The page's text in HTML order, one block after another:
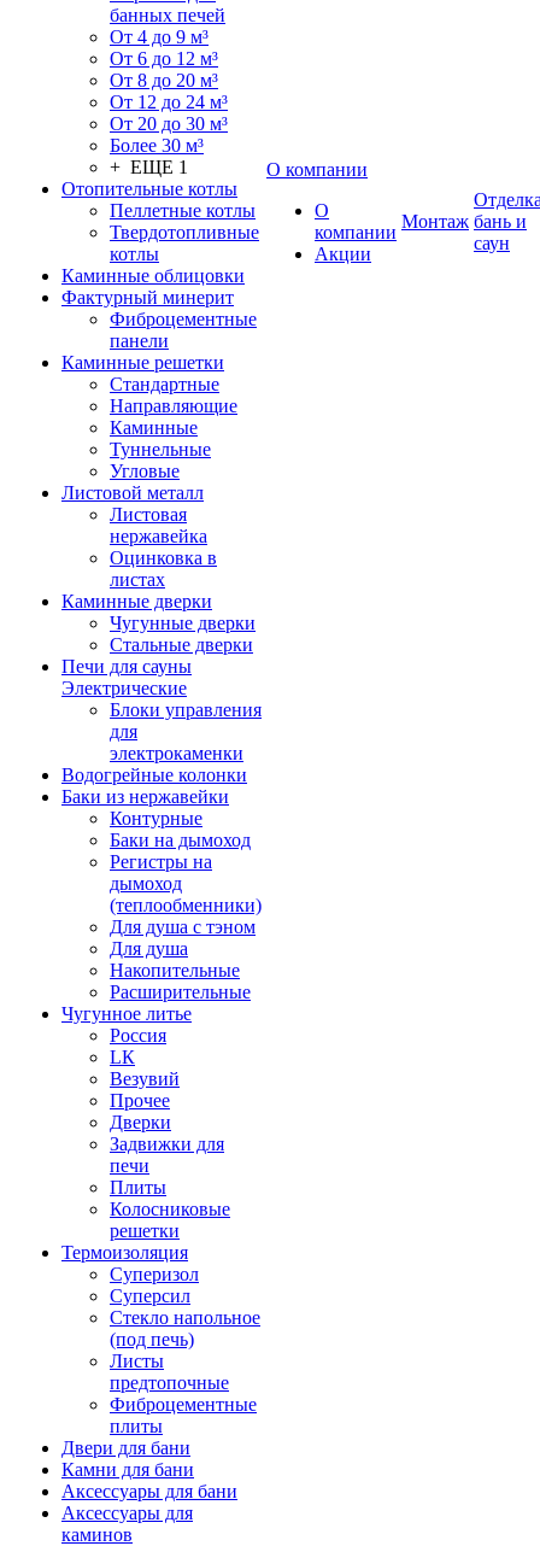
банных печей
От 4 до 9 м³
От 6 до 12 м³
От 8 до 20 м³
От 12 до 24 м³
От 20 до 30 м³
Более 30 м³
+ ЕЩЕ 1
Отопительные котлы
Пеллетные котлы
Твердотопливные
котлы
Каминные облицовки
Фактурный минерит
Фиброцементные
панели
Каминные решетки
Стандартные
Направляющие
Каминные
Туннельные
Угловые
Листовой металл
Листовая
нержавейка
Оцинковка в
листах
Каминные дверки
Чугунные дверки
Стальные дверки
Печи для сауны
Электрические
Блоки управления
для
электрокаменки
Водогрейные колонки
Баки из нержавейки
Контурные
Баки на дымоход
Регистры на
дымоход
(теплообменники)
Для душа с тэном
Для душа
Накопительные
Расширительные
Чугунное литье
Россия
LК
Везувий
Прочее
Дверки
Задвижки для
печи
Плиты
Колосниковые
решетки
Термоизоляция
Суперизол
Суперсил
Стекло напольное
(под печь)
Листы
предтопочные
Фиброцементные
плиты
Двери для бани
Камни для бани
Аксессуары для бани
Аксессуары для
каминов
О компании
О
компании
Акции
Монтаж бань и
саун